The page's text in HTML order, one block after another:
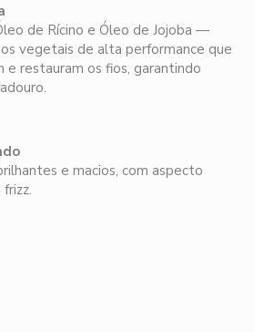
de Rícino e Óleo de Jojoba —
vegetais de alta performance que
restauram os fios, garantindo
e macios, com aspecto